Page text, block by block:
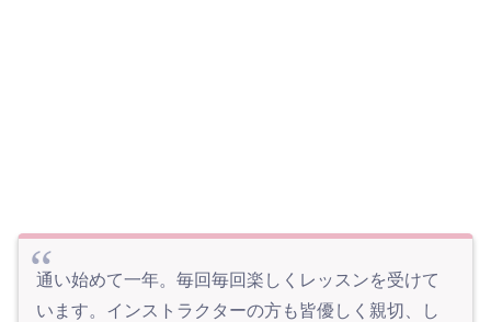
通い始めて一年。毎回毎回楽しくレッスンを受けて
います。インストラクターの方も皆優しく親切、し